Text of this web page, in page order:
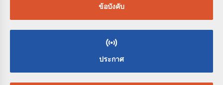
ข้อบังคับ
ประกาศ